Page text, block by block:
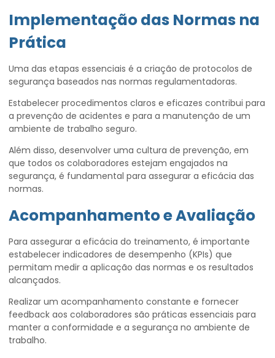
Implementação das Normas na
Prática
Uma das etapas essenciais é a criação de protocolos de
segurança baseados nas normas regulamentadoras.
Estabelecer procedimentos claros e eficazes contribui para
a prevenção de acidentes e para a manutenção de um
ambiente de trabalho seguro.
Além disso, desenvolver uma cultura de prevenção, em
que todos os colaboradores estejam engajados na
segurança, é fundamental para assegurar a eficácia das
normas.
Acompanhamento e Avaliação
Para assegurar a eficácia do treinamento, é importante
estabelecer indicadores de desempenho (KPIs) que
permitam medir a aplicação das normas e os resultados
alcançados.
Realizar um acompanhamento constante e fornecer
feedback aos colaboradores são práticas essenciais para
manter a conformidade e a segurança no ambiente de
trabalho.